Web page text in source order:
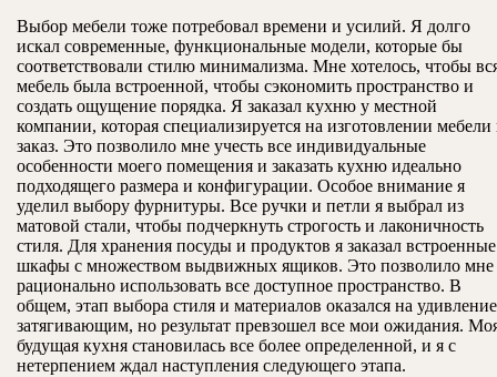
Выбор мебели тоже потребовал времени и усилий. Я долго
искал современные, функциональные модели, которые бы
соответствовали стилю минимализма. Мне хотелось, чтобы
мебель была встроенной, чтобы сэкономить пространство и
создать ощущение порядка. Я заказал кухню у местной
компании, которая специализируется на изготовлении мебели
заказ. Это позволило мне учесть все индивидуальные
особенности моего помещения и заказать кухню идеально
подходящего размера и конфигурации. Особое внимание я
уделил выбору фурнитуры. Все ручки и петли я выбрал из
матовой стали, чтобы подчеркнуть строгость и лаконичность
стиля. Для хранения посуды и продуктов я заказал встроенные
шкафы с множеством выдвижных ящиков. Это позволило мне
рационально использовать все доступное пространство. В
общем, этап выбора стиля и материалов оказался на удивление
затягивающим, но результат превзошел все мои ожидания.
будущая кухня становилась все более определенной, и я с
нетерпением ждал наступления следующего этапа.